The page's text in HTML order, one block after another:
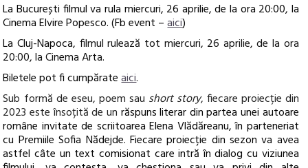
La București filmul va rula miercuri, 26 aprilie, de la ora 20:00, la
Cinema Elvire Popesco. (Fb event –aici)
La Cluj-Napoca, filmul rulează tot miercuri, 26 aprilie, de la ora
20:00, la Cinema Arta.
Biletele pot fi cumpărateaici.
Sub formă de eseu, poem sau short story, fiecare proiecție din
2023 este însoțită de un răspuns literar din partea unei autoare
române invitate de scriitoarea Elena Vlădăreanu, în parteneriat
cu Premiile Sofia Nădejde. Fiecare proiecție din sezon va avea
astfel câte un text comisionat care intră în dialog cu viziunea